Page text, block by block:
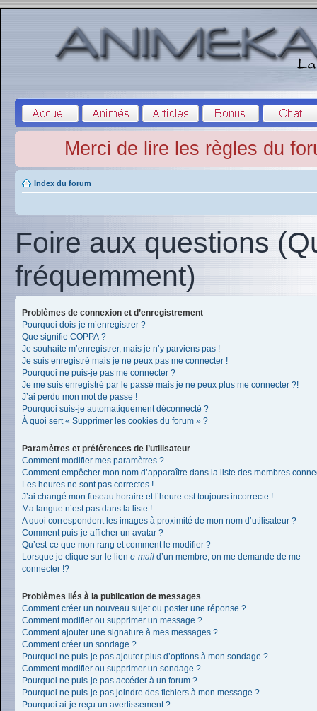
Merci de lire les règles du
Index du forum
Foire aux questions
fréquemment)
Problèmes de connexion et d’enregistrement
Pourquoi dois-je m’enregistrer ?
Que signifie COPPA ?
Je souhaite m’enregistrer, mais je n’y parviens pas !
Je suis enregistré mais je ne peux pas me connecter !
Pourquoi ne puis-je pas me connecter ?
Je me suis enregistré par le passé mais je ne peux plus me connecter ?!
J’ai perdu mon mot de passe !
Pourquoi suis-je automatiquement déconnecté ?
À quoi sert « Supprimer les cookies du forum » ?
Paramètres et préférences de l’utilisateur
Comment modifier mes paramètres ?
Comment empêcher mon nom d’apparaître dans la liste des membres
Les heures ne sont pas correctes !
J’ai changé mon fuseau horaire et l’heure est toujours incorrecte !
Ma langue n’est pas dans la liste !
A quoi correspondent les images à proximité de mon nom d’utilisateur ?
Comment puis-je afficher un avatar ?
Qu’est-ce que mon rang et comment le modifier ?
Lorsque je clique sur le lien e-mail d’un membre, on me demande de me
connecter !?
Problèmes liés à la publication de messages
Comment créer un nouveau sujet ou poster une réponse ?
Comment modifier ou supprimer un message ?
Comment ajouter une signature à mes messages ?
Comment créer un sondage ?
Pourquoi ne puis-je pas ajouter plus d’options à mon sondage ?
Comment modifier ou supprimer un sondage ?
Pourquoi ne puis-je pas accéder à un forum ?
Pourquoi ne puis-je pas joindre des fichiers à mon message ?
Pourquoi ai-je reçu un avertissement ?